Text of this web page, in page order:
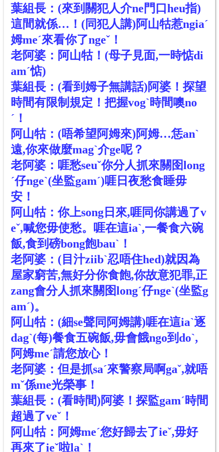
葉組長：(來到關犯人介ne門口heu指)
這間就係…！(同犯人講)阿山牯惹ngiaˊ
姆meˊ來看你了ngeˇ！
老阿婆：阿山牯！(母子見面,一時惦di
amˊ惦)
葉組長：(看到姆子無講話)阿婆！探望
時間有限制規定！把握vogˋ時間噢no
ˊ！
阿山牯：(唔希望阿姆來)阿姆…恁anˋ
遠,你來做麼magˋ介ge呢？
老阿婆：啀愁seuˇ你分人抓來關囹long
ˊ仔ngeˋ(坐監gamˊ)啀日夜愁食睡毋
安！
阿山牯：你上song日來,啀同你講過了v
eˇ,喊您毋使愁。啀在這iaˋ,一餐食六碗
飯,食到磅bong飽bauˋ！
老阿婆：(目汁ziibˋ忍唔住hed)就因為
屋家窮苦,無好分你食飽,你故意犯罪,正
zang會分人抓來關囹longˊ仔ngeˋ(坐監g
amˊ)。
阿山牯：(細se聲同阿姆講)啀在這iaˋ逐
dagˋ(每)餐食五碗飯,毋會餓ngo到doˋ,
阿姆meˊ請您放心！
老阿婆：但是抓saˊ來警察局啊gaˇ,就唔
mˇ係me光榮事！
葉組長：(看時間)阿婆！探監gamˊ時間
超過了veˇ！
阿山牯：阿姆meˊ您好歸去了ieˇ,毋好
再來了ieˇ啦laˋ！